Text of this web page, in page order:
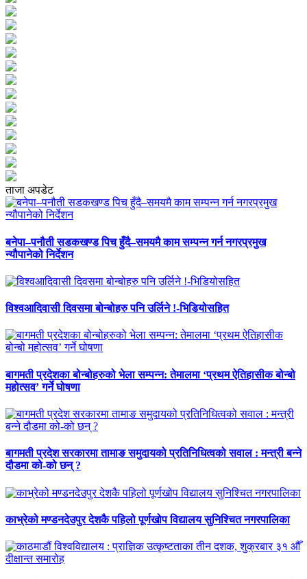
ताजा अपडेट
बनेपा–पनौती सडकखण्ड पिच हुँदै–समयमै काम सम्पन्न गर्न नगरप्रमुख
न्यौपानेको निर्देशन
विश्वआदिवासी दिवसमा बोन्बोहरु पनि उर्लिने !-भिडियोसहित
बागमती प्रदेशका बोन्बोहरुको भेला सम्पन्न: तेमालमा ‘प्रथम ऐतिहासीक बोन्बो
महोत्सव’ गर्ने घोषणा
बागमती प्रदेश सरकारमा तामाङ समुदायको प्रतिनिधित्वको सवाल : मन्त्री बन्ने
दौडमा को‐को छन् ?
काभ्रेको मण्डनदेउपुर देशकै पहिलो पूर्णखोप विद्यालय सुनिश्चित नगरपालिका